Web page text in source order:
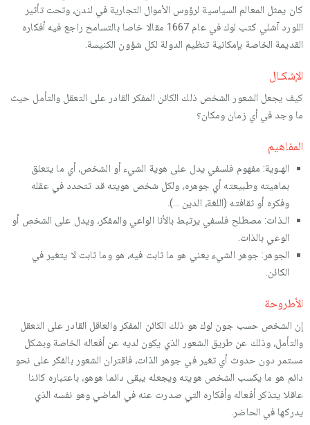
كان يمثل المعالم السياسية لرؤوس الأموال التجارية في لندن، وتحت تأثير
اللورد آشلي كتب لوك في عام 1667 مقالا خاصا بالتسامح راجع فيه أفكاره
القديمة الخاصة بإمكانية تنظيم الدولة لكل شؤون الكنيسة.
الإشكـال
كيف يجعل الشعور الشخص ذلك الكائن المفكر القادر على التعقل والتأمل حيث
ما وجد في أي زمان ومكان؟
المفاهيم
الهـوية: مفهوم فلسفي يدل على هوية الشيء أو الشخص، أي ما يتعلق
بماهيته وطبيعته أي جوهره، ولكل شخص هويته قد تتحدد في عقله
وفكره أو ثقافته (اللغة، الدين ...).
الـذات: مصطلح فلسفي يرتبط بالأنا الواعي والمفكر، ويدل على الشخص أو
الوعي بالذات.
الجوهر: جوهر الشيء يعني هو ما ثابت فيه، هو وما ثابت لا يتغير في
الكائن.
الأطروحة
إن الشخص حسب جون لوك هو ذلك الكائن المفكر والعاقل القادر على التعقل
والتأمل، وذلك عن طريق الشعور الذي يكون لديه عن أفعاله الخاصة وبشكل
مستمر دون حدوث أي تغير في جوهر الذات، فاقتران الشعور بالفكر على نحو
دائم هو ما يكسب الشخص هويته ويجعله يبقى دائما هوهو، باعتباره كائنا
عاقلا يتذكر أفعاله وأفكاره التي صدرت عنه في الماضي وهو نفسه الذي
يدركها في الحاضر.